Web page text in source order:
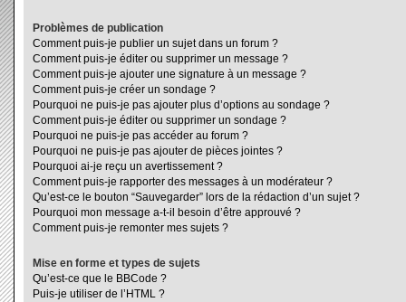
Problèmes de publication
Comment puis-je publier un sujet dans un forum ?
Comment puis-je éditer ou supprimer un message ?
Comment puis-je ajouter une signature à un message ?
Comment puis-je créer un sondage ?
Pourquoi ne puis-je pas ajouter plus d’options au sondage ?
Comment puis-je éditer ou supprimer un sondage ?
Pourquoi ne puis-je pas accéder au forum ?
Pourquoi ne puis-je pas ajouter de pièces jointes ?
Pourquoi ai-je reçu un avertissement ?
Comment puis-je rapporter des messages à un modérateur ?
Qu’est-ce le bouton “Sauvegarder” lors de la rédaction d’un sujet ?
Pourquoi mon message a-t-il besoin d’être approuvé ?
Comment puis-je remonter mes sujets ?
Mise en forme et types de sujets
Qu’est-ce que le BBCode ?
Puis-je utiliser de l’HTML ?